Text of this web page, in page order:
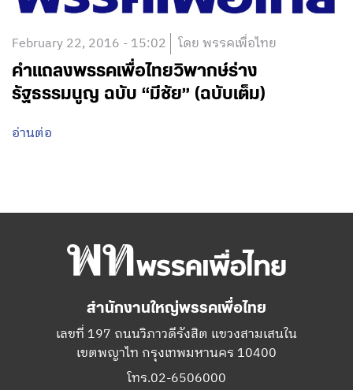
February 22, 2016 - 15:02 โดย พรรคเพื่อไทย
คำแถลงพรรคเพื่อไทยวิพากษ์ร่าง
รัฐธรรมนูญ ฉบับ “มีชัย” (ฉบับเต็ม)
อ่านต่อ
สำนักงานใหญ่พรรคเพื่อไทย
เลขที่ 197 ถนนวิภาวดีรังสิต แขวงสามเสนใน
เขตพญาไท กรุงเทพมหานคร 10400
โทร.02-6506000